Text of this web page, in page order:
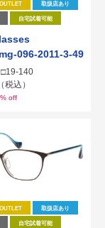
OUTLET 取扱店あり
自宅試着可能
096-2011-3-49
140
（税込）
off
OUTLET 取扱店あり
自宅試着可能